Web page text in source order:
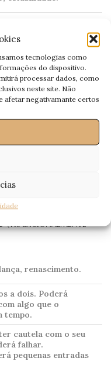
tecnologias como
do dispositivo.
processar dados, como
neste site. Não
afetar negativamante certos
determinada. Saia
mais activo.
em causa um
está
(tradicionalmente
renascimento.
a dois. Poderá
algo que o
tempo.
cautela com o seu
falhar.
pequenas entradas